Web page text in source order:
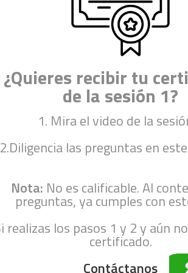
¿Quieres recibir tu
de la sesión 1?
1. Mira el video de la
2.Diligencia las preguntas en este
Nota: No es calificable. Al
preguntas, ya cumples con
realizas los pasos 1 y 2 y aún
certificado.
Contáctanos